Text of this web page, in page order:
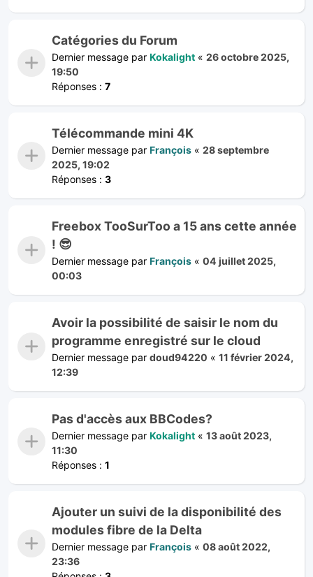
Catégories du Forum
Dernier message par Kokalight « 26 octobre 2025,
19:50
Réponses : 7
Télécommande mini 4K
Dernier message par François « 28 septembre
2025, 19:02
Réponses : 3
Freebox TooSurToo a 15 ans cette année
! 😎
Dernier message par François « 04 juillet 2025,
00:03
Avoir la possibilité de saisir le nom du
programme enregistré sur le cloud
Dernier message par doud94220 « 11 février 2024,
12:39
Pas d'accès aux BBCodes?
Dernier message par Kokalight « 13 août 2023,
11:30
Réponses : 1
Ajouter un suivi de la disponibilité des
modules fibre de la Delta
Dernier message par François « 08 août 2022,
23:36